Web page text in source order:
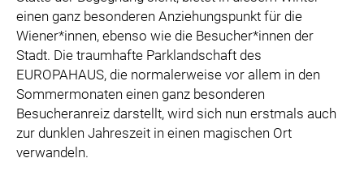
einen ganz besonderen Anziehungspunkt für die
Wiener*innen, ebenso wie die Besucher*innen der
Stadt. Die traumhafte Parklandschaft des
EUROPAHAUS, die normalerweise vor allem in den
Sommermonaten einen ganz besonderen
Besucheranreiz darstellt, wird sich nun erstmals auch
zur dunklen Jahreszeit in einen magischen Ort
verwandeln.